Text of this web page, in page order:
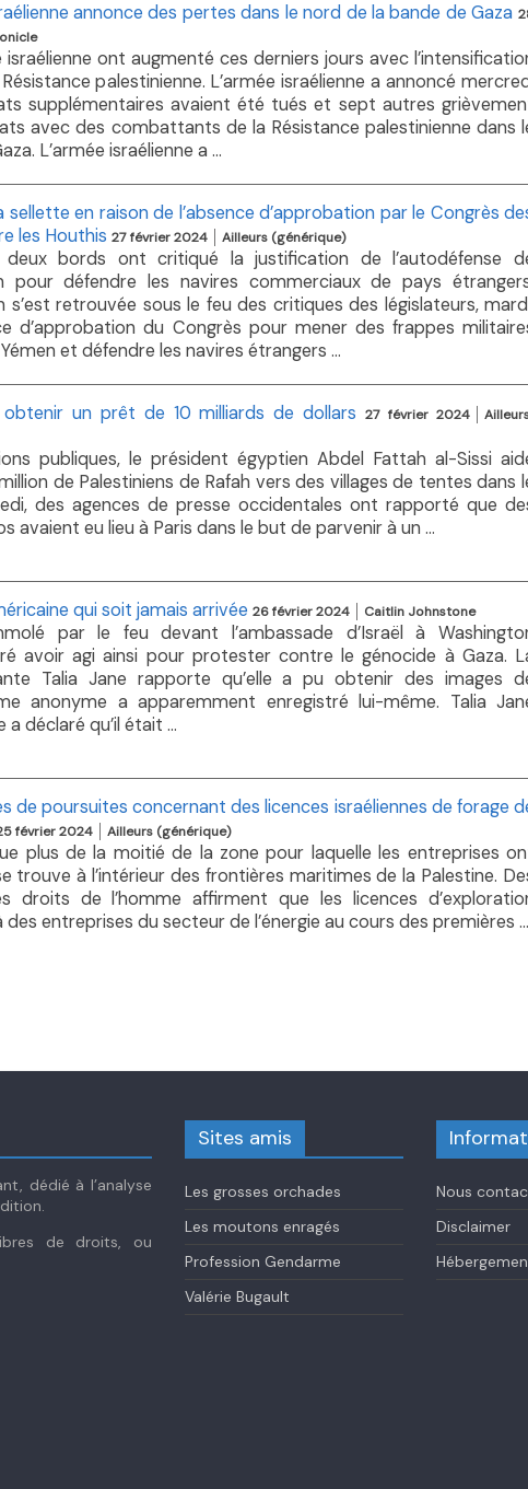
annonce des pertes dans le nord de la bande de Gaza
israélienne ont augmenté ces derniers jours avec
palestinienne. L’armée israélienne a annoncé
supplémentaires avaient été tués et sept autres
avec des combattants de la Résistance palestinienne dans
L’armée israélienne a ...
en raison de l’absence d’approbation par le Congrès
les Houthis 27 février 2024 Ailleurs (générique)
deux bords ont critiqué la justification de l’autodéfense
pour défendre les navires commerciaux de pays
s’est retrouvée sous le feu des critiques des législateurs,
d’approbation du Congrès pour mener des frappes
et défendre les navires étrangers ...
obtenir un prêt de 10 milliards de dollars 27 février 2024
publiques, le président égyptien Abdel Fattah al-Sissi
de Palestiniens de Rafah vers des villages de tentes dans
des agences de presse occidentales ont rapporté que
avaient eu lieu à Paris dans le but de parvenir à un ...
qui soit jamais arrivée 26 février 2024 Caitlin Johnstone
par le feu devant l’ambassade d’Israël à
avoir agi ainsi pour protester contre le génocide à Gaza.
Talia Jane rapporte qu’elle a pu obtenir des images
anonyme a apparemment enregistré lui-même. Talia
déclaré qu’il était ...
de poursuites concernant des licences israéliennes de forage
février 2024 Ailleurs (générique)
plus de la moitié de la zone pour laquelle les entreprises
trouve à l’intérieur des frontières maritimes de la Palestine.
droits de l’homme affirment que les licences
entreprises du secteur de l’énergie au cours des premières ...
dédié à l’analyse
de droits, ou
Sites amis
Les grosses orchades
Les moutons enragés
Profession Gendarme
Valérie Bugault
Nous
Disclaimer